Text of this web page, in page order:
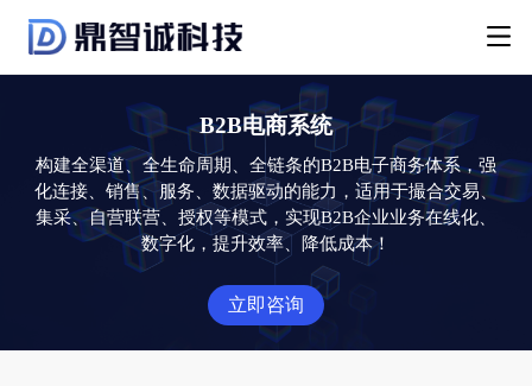
B2B电商系统
构建全渠道、全生命周期、全链条的B2B电子商务体系，强
化连接、销售、服务、数据驱动的能力，适用于撮合交易、
集采、自营联营、授权等模式，实现B2B企业业务在线化、
数字化，提升效率、降低成本！
立即咨询